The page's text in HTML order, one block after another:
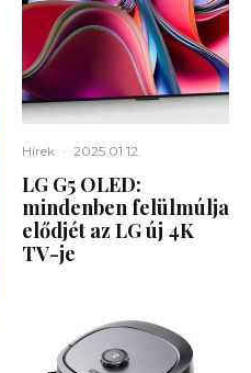
Hírek · 2025.01.12.
LG G5 OLED:
mindenben felülmúlja
elődjét az LG új 4K
TV-je